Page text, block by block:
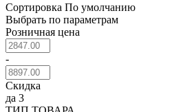
Сортировка По умолчанию
Выбрать по параметрам
Розничная цена
-
Скидка
да 3